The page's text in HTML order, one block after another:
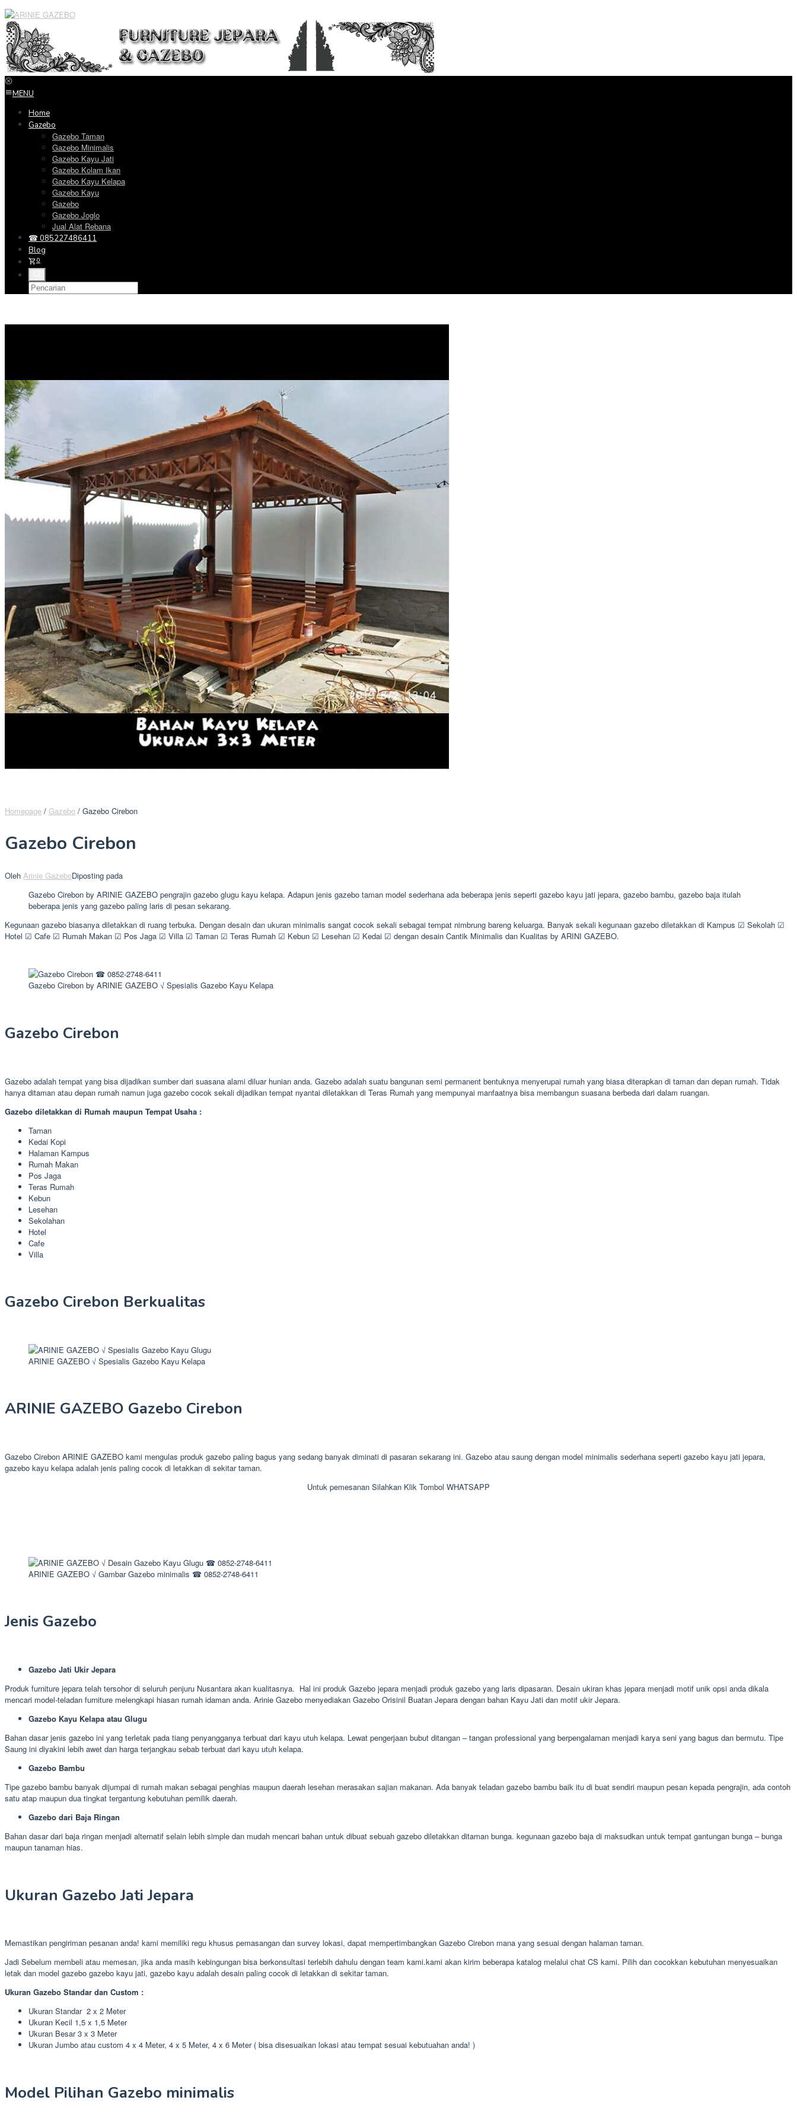
Loncat
ke
konten
MENU
Home
Gazebo
Gazebo Taman
Gazebo Minimalis
Gazebo Kayu Jati
Gazebo Kolam Ikan
Gazebo Kayu Kelapa
Gazebo Kayu
Gazebo
Gazebo Joglo
Jual Alat Rebana
☎ 085227486411
Blog
0
Homepage / Gazebo / Gazebo Cirebon
Gazebo Cirebon
Oleh Arinie GazeboDiposting pada
Gazebo Cirebon by ARINIE GAZEBO pengrajin gazebo glugu kayu kelapa. Adapun jenis gazebo taman model sederhana ada beberapa jenis seperti gazebo kayu jati jepara, gazebo bambu, gazebo baja itulah
beberapa jenis yang gazebo paling laris di pesan sekarang.
Kegunaan gazebo biasanya diletakkan di ruang terbuka. Dengan desain dan ukuran minimalis sangat cocok sekali sebagai tempat nimbrung bareng keluarga. Banyak sekali kegunaan gazebo diletakkan di Kampus ☑ Sekolah ☑
Hotel ☑ Cafe ☑ Rumah Makan ☑ Pos Jaga ☑ Villa ☑ Taman ☑ Teras Rumah ☑ Kebun ☑ Lesehan ☑ Kedai ☑ dengan desain Cantik Minimalis dan Kualitas by ARINI GAZEBO.
Gazebo Cirebon by ARINIE GAZEBO √ Spesialis Gazebo Kayu Kelapa
Gazebo Cirebon
Gazebo adalah tempat yang bisa dijadikan sumber dari suasana alami diluar hunian anda. Gazebo adalah suatu bangunan semi permanent bentuknya menyerupai rumah yang biasa diterapkan di taman dan depan rumah. Tidak
hanya ditaman atau depan rumah namun juga gazebo cocok sekali dijadikan tempat nyantai diletakkan di Teras Rumah yang mempunyai manfaatnya bisa membangun suasana berbeda dari dalam ruangan.
Gazebo diletakkan di Rumah maupun Tempat Usaha :
Taman
Kedai Kopi
Halaman Kampus
Rumah Makan
Pos Jaga
Teras Rumah
Kebun
Lesehan
Sekolahan
Hotel
Cafe
Villa
Gazebo Cirebon Berkualitas
ARINIE GAZEBO √ Spesialis Gazebo Kayu Kelapa
ARINIE GAZEBO Gazebo Cirebon
Gazebo Cirebon ARINIE GAZEBO kami mengulas produk gazebo paling bagus yang sedang banyak diminati di pasaran sekarang ini. Gazebo atau saung dengan model minimalis sederhana seperti gazebo kayu jati jepara,
gazebo kayu kelapa adalah jenis paling cocok di letakkan di sekitar taman.
Untuk pemesanan Silahkan Klik Tombol WHATSAPP
ARINIE GAZEBO √ Gambar Gazebo minimalis ☎ 0852-2748-6411
Jenis Gazebo
Gazebo Jati Ukir Jepara
Produk furniture jepara telah tersohor di seluruh penjuru Nusantara akan kualitasnya. Hal ini produk Gazebo jepara menjadi produk gazebo yang laris dipasaran. Desain ukiran khas jepara menjadi motif unik opsi anda dikala
mencari model-teladan furniture melengkapi hiasan rumah idaman anda. Arinie Gazebo menyediakan Gazebo Orisinil Buatan Jepara dengan bahan Kayu Jati dan motif ukir Jepara.
Gazebo Kayu Kelapa atau Glugu
Bahan dasar jenis gazebo ini yang terletak pada tiang penyangganya terbuat dari kayu utuh kelapa. Lewat pengerjaan bubut ditangan – tangan professional yang berpengalaman menjadi karya seni yang bagus dan bermutu. Tipe
Saung ini diyakini lebih awet dan harga terjangkau sebab terbuat dari kayu utuh kelapa.
Gazebo Bambu
Tipe gazebo bambu banyak dijumpai di rumah makan sebagai penghias maupun daerah lesehan merasakan sajian makanan. Ada banyak teladan gazebo bambu baik itu di buat sendiri maupun pesan kepada pengrajin, ada contoh
satu atap maupun dua tingkat tergantung kebutuhan pemilik daerah.
Gazebo dari Baja Ringan
Bahan dasar dari baja ringan menjadi alternatif selain lebih simple dan mudah mencari bahan untuk dibuat sebuah gazebo diletakkan ditaman bunga. kegunaan gazebo baja di maksudkan untuk tempat gantungan bunga – bunga
maupun tanaman hias.
Ukuran Gazebo Jati Jepara
Memastikan pengiriman pesanan anda! kami memiliki regu khusus pemasangan dan survey lokasi, dapat mempertimbangkan Gazebo Cirebon mana yang sesuai dengan halaman taman.
Jadi Sebelum membeli atau memesan, jika anda masih kebingungan bisa berkonsultasi terlebih dahulu dengan team kami.kami akan kirim beberapa katalog melalui chat CS kami. Pilih dan cocokkan kebutuhan menyesuaikan
letak dan model gazebo gazebo kayu jati, gazebo kayu adalah desain paling cocok di letakkan di sekitar taman.
Ukuran Gazebo Standar dan Custom :
Ukuran Standar 2 x 2 Meter
Ukuran Kecil 1,5 x 1,5 Meter
Ukuran Besar 3 x 3 Meter
Ukuran Jumbo atau custom 4 x 4 Meter, 4 x 5 Meter, 4 x 6 Meter ( bisa disesuaikan lokasi atau tempat sesuai kebutuahan anda! )
Model Pilihan Gazebo minimalis